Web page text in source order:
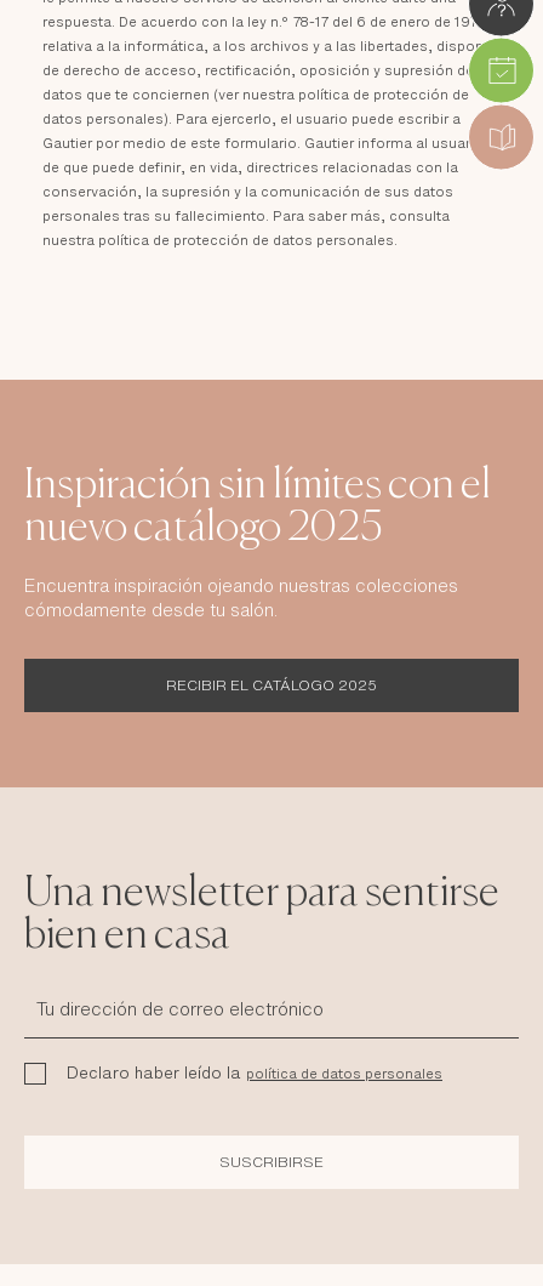
respuesta. De acuerdo con la ley n.º 78-17 del 6 de enero de 1978
relativa a la informática, a los archivos y a las libertades, dispones
de derecho de acceso, rectificación, oposición y supresión de los
datos que te conciernen (ver nuestra política de protección de
datos personales). Para ejercerlo, el usuario puede escribir a
Gautier por medio de este formulario. Gautier informa al usuario
de que puede definir, en vida, directrices relacionadas con la
conservación, la supresión y la comunicación de sus datos
personales tras su fallecimiento. Para saber más, consulta
nuestra política de protección de datos personales.
Inspiración sin límites con el
nuevo catálogo 2025
Encuentra inspiración ojeando nuestras colecciones
cómodamente desde tu salón.
RECIBIR EL CATÁLOGO 2025
Una newsletter para sentirse
bien en casa
Declaro haber leído la política de datos personales
SUSCRIBIRSE